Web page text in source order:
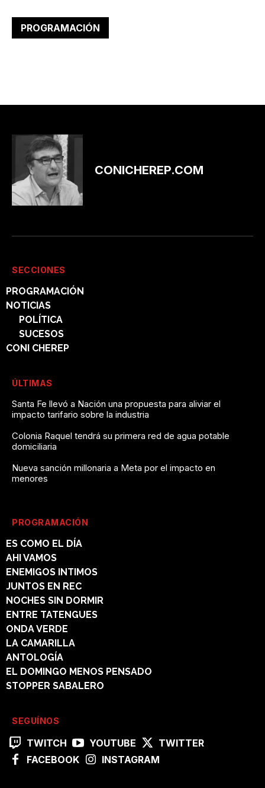
PROGRAMACIÓN
CONICHEREP.COM
SECCIONES
PROGRAMACIÓN
NOTICIAS
POLÍTICA
SUCESOS
CONI CHEREP
ÚLTIMAS
Santa Fe llevó a Nación una propuesta para aliviar el
impacto tarifario sobre la industria
Colonia Raquel tendrá su primera red de agua potable
domiciliaria
Nueva sanción millonaria a Meta por el impacto en
menores
PROGRAMACIÓN
ES COMO EL DÍA
AHI VAMOS
ENEMIGOS INTIMOS
JUNTOS EN REC
NOCHES SIN DORMIR
ENTRE TATENGUES
ONDA VERDE
LA CAMARILLA
ANTOLOGÍA
EL DOMINGO MENOS PENSADO
STOPPER SABALERO
SEGUÍNOS
TWITCH YOUTUBE
TWITTER
FACEBOOK
INSTAGRAM